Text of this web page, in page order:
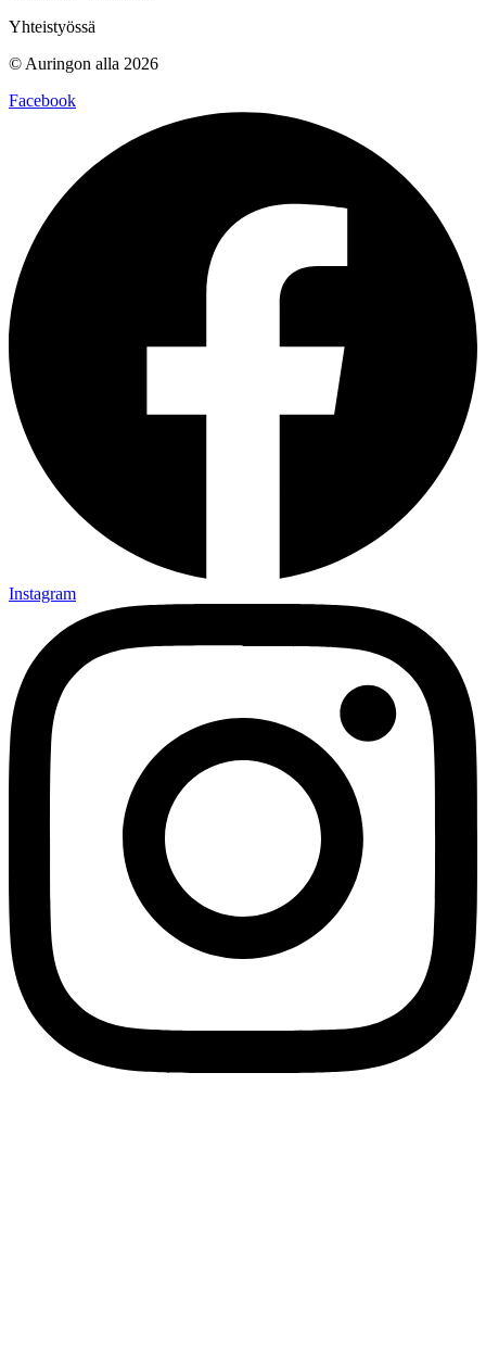
Yhteistyössä
© Auringon alla 2026
Facebook
Instagram